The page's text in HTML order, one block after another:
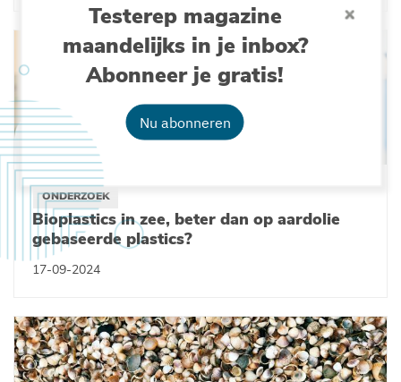
Testerep magazine
maandelijks in je inbox?
Abonneer je gratis!
Nu abonneren
ONDERZOEK
Bioplastics in zee, beter dan op aardolie
gebaseerde plastics?
17-09-2024